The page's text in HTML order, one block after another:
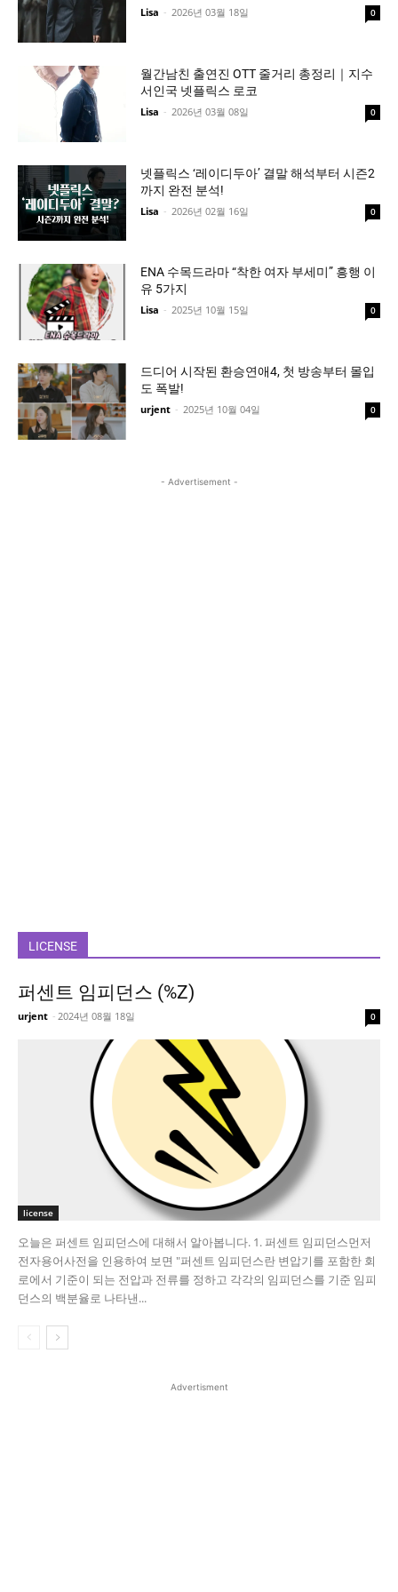
Lisa - 2026년 03월 18일 0
월간남친 출연진 OTT 줄거리 총정리｜지수
서인국 넷플릭스 로코
Lisa - 2026년 03월 08일 0
넷플릭스 ‘레이디두아’ 결말 해석부터 시즌2
까지 완전 분석!
Lisa - 2026년 02월 16일 0
ENA 수목드라마 “착한 여자 부세미” 흥행 이
유 5가지
Lisa - 2025년 10월 15일 0
드디어 시작된 환승연애4, 첫 방송부터 몰입
도 폭발!
urjent - 2025년 10월 04일 0
- Advertisement -
LICENSE
퍼센트 임피던스 (%Z)
urjent - 2024년 08월 18일 0
license
오늘은 퍼센트 임피던스에 대해서 알아봅니다. 1. 퍼센트 임피던스​ 먼저
전자용어사전을 인용하여 보면 "퍼센트 임피던스란 변압기를 포함한 회
로에서 기준이 되는 전압과 전류를 정하고 각각의 임피던스를 기준 임피
던스의 백분율로 나타낸...
Advertisment